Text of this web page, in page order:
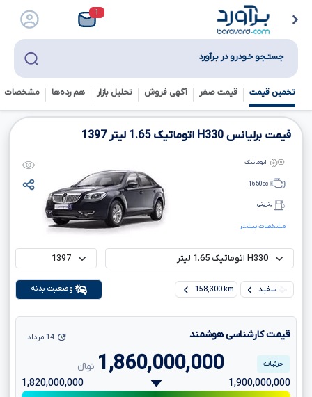
1
جستـجو خـودرو در بـرآورد
تخمین قیمت قیمت صفر آگهی فروش تحلیل بازار هم رده‌ها‌ مشخصات
قیمت برلیانس H330 اتوماتیک1.65 لیتر1397
مشخصات بیشتر
اتوماتیک
1650cc
بنزینی
سفید 158,300 km وضعیت بدنه
قیمت کارشناسی هوشمند
1,860,000,000 تومانءءء
14 مرداد
جزئیات
1,900,000,000
1,820,000,000